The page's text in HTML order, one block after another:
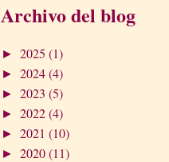
Archivo del blog
► 2025 (1)
► 2024(4)
► 2023 (5)
► 2022(4)
► 2021 (10)
► 2020(11)